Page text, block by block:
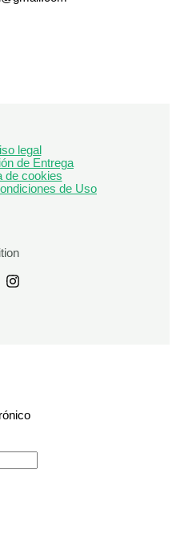
legal
de Entrega
de cookies
de Uso